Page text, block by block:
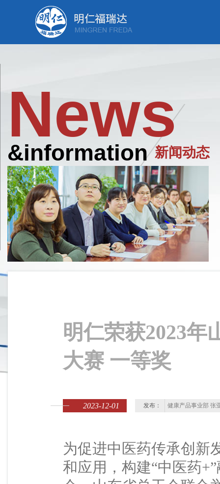
News
&information 新闻动态
明仁荣获2023年
大赛 一等奖
2023-12-01 发布： 健康产品事业部 张
为促进中医药传承创新
和应用，构建“中医药